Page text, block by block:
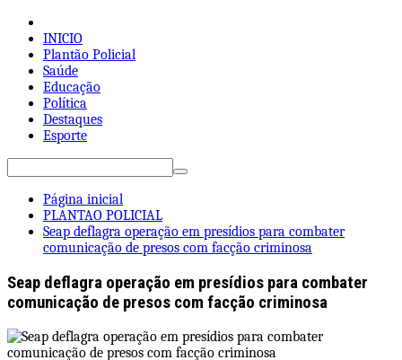
Pular
para
conteúdo
INICIO
Plantão Policial
Saúde
Educação
Política
Destaques
Esporte
por:
Página inicial
PLANTAO POLICIAL
Seap deflagra operação em presídios para combater
comunicação de presos com facção criminosa
Seap deflagra operação em presídios para combater
comunicação de presos com facção criminosa